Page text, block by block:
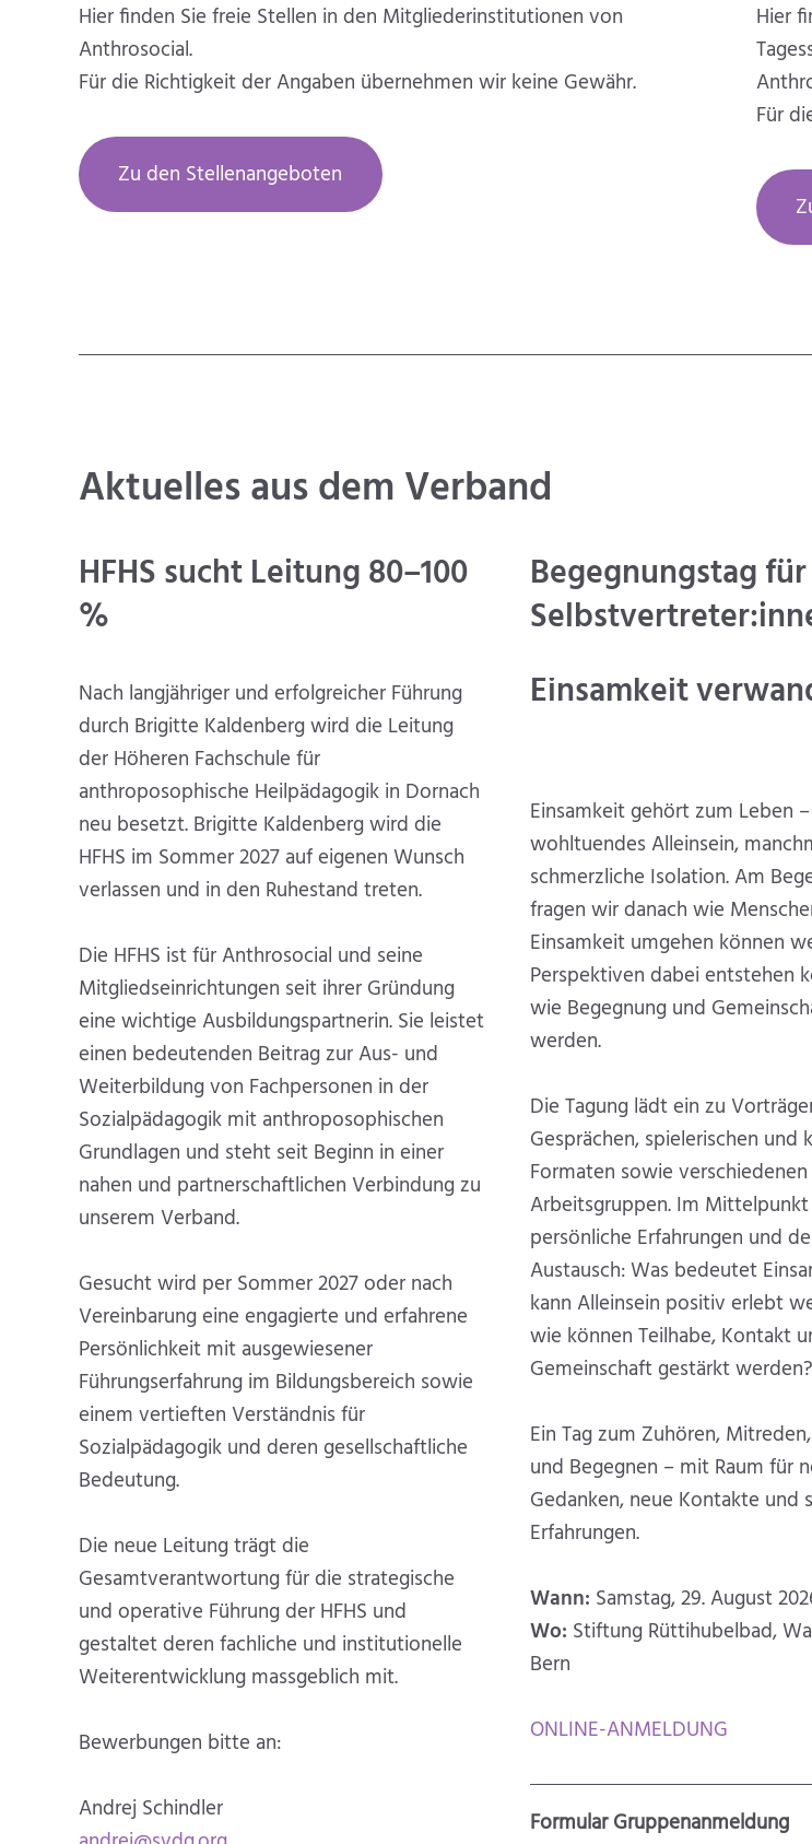
Hier finden Sie freie Stellen in den Mitgliederinstitutionen von
Anthrosocial.
Für die Richtigkeit der Angaben übernehmen wir keine Gewähr.
Zu den Stellenangeboten
Hier
Für
Aktuelles aus dem Verband
HFHS sucht Leitung 80–100
%
Nach langjähriger und erfolgreicher Führung
durch Brigitte Kaldenberg wird die Leitung
der Höheren Fachschule für
anthroposophische Heilpädagogik in Dornach
neu besetzt. Brigitte Kaldenberg wird die
HFHS im Sommer 2027 auf eigenen Wunsch
verlassen und in den Ruhestand treten.
Die HFHS ist für Anthrosocial und seine
Mitgliedseinrichtungen seit ihrer Gründung
eine wichtige Ausbildungspartnerin. Sie leistet
einen bedeutenden Beitrag zur Aus- und
Weiterbildung von Fachpersonen in der
Sozialpädagogik mit anthroposophischen
Grundlagen und steht seit Beginn in einer
nahen und partnerschaftlichen Verbindung zu
unserem Verband.
Gesucht wird per Sommer 2027 oder nach
Vereinbarung eine engagierte und erfahrene
Persönlichkeit mit ausgewiesener
Führungserfahrung im Bildungsbereich sowie
einem vertieften Verständnis für
Sozialpädagogik und deren gesellschaftliche
Bedeutung.
Die neue Leitung trägt die
Gesamtverantwortung für die strategische
und operative Führung der HFHS und
gestaltet deren fachliche und institutionelle
Weiterentwicklung massgeblich mit.
Bewerbungen bitte an:
Andrej Schindler
Begegnungstag für
Einsamkeit
Einsamkeit gehört zum Leben
wohltuendes Alleinsein,
schmerzliche Isolation. Am
fragen wir danach wie
Einsamkeit umgehen können
Perspektiven dabei entstehen
wie Begegnung und
werden.
Die Tagung lädt ein zu
Gesprächen, spielerischen und
Formaten sowie verschiedenen
Arbeitsgruppen. Im
persönliche Erfahrungen und
Austausch: Was bedeutet
kann Alleinsein positiv erlebt
wie können Teilhabe, Kontakt
Gemeinschaft gestärkt werden?
Ein Tag zum Zuhören,
und Begegnen – mit Raum für
Gedanken, neue Kontakte und
Erfahrungen.
Wann: Samstag, 29. August
Wo: Stiftung Rüttihubelbad,
Bern
ONLINE-ANMELDUNG
Formular Gruppenanmeldung